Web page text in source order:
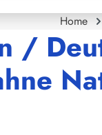
Home
/